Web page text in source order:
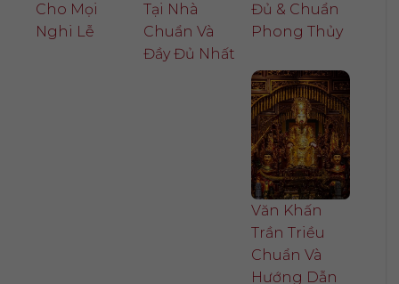
Cho Mọi
Nghi Lễ
Tại Nhà
Chuẩn Và
Đầy Đủ Nhất
Đủ & Chuẩn
Phong Thủy
Văn Khấn
Trần Triều
Chuẩn Và
Hướng Dẫn